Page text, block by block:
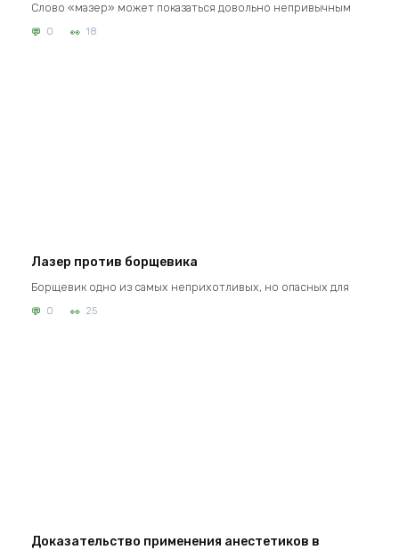
Слово «мазер» может показаться довольно непривычным
0 18
Лазер против борщевика
Борщевик одно из самых неприхотливых, но опасных для
0 25
Доказательство применения анестетиков в